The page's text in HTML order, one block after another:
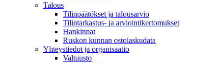
Talous
Tilinpäätökset ja talousarvio
Tilintarkastus- ja arviointikertomukset
Hankinnat
Ruskon kunnan ostolaskudata
Yhteystiedot ja organisaatio
Valtuusto